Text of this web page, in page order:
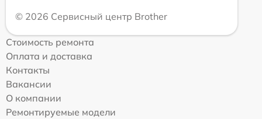
© 2026 Сервисный центр Brother
Стоимость ремонта
Оплата и доставка
Контакты
Вакансии
О компании
Ремонтируемые модели